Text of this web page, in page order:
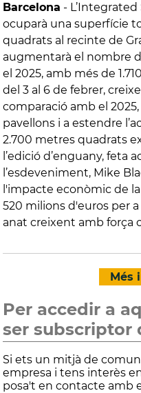
Barcelona -
ocuparà una superfície
quadrats al recinte de
augmentarà el nombre
el 2025, amb més de
del 3 al 6 de febrer,
comparació amb el
pavellons i a estendre
2.700 metres quadrats
l’edició d’enguany, feta
l’esdeveniment, Mike
l'impacte econòmic de
520 milions d'euros per a
anat creixent amb força
Més
Per accedir a
ser subscriptor
Si ets un mitjà de
empresa i tens interès
posa't en contacte amb